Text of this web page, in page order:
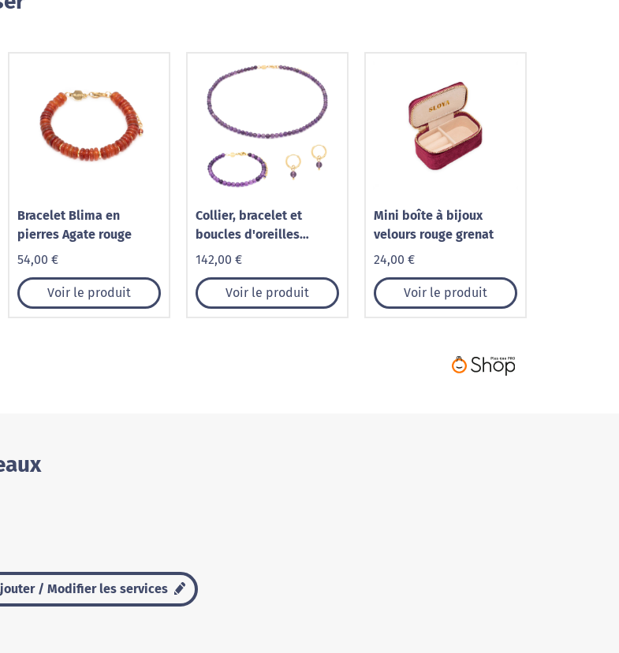
Bracelet Blima en
pierres Agate rouge
54,00 €
Voir le produit
Collier, bracelet et
boucles d'oreilles
Serena en pierres
142,00 €
Voir le produit
Mini boîte à bijoux
velours rouge grenat
24,00 €
Voir le produit
/ Modifier les services